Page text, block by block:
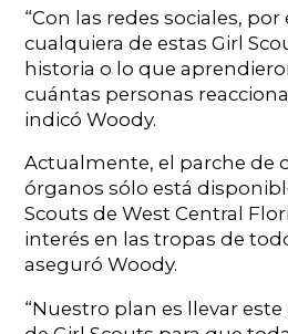
“Con las redes sociales,
cualquiera de estas Girl
historia o lo que
cuántas personas
indicó Woody.
Actualmente, el parche de
órganos sólo está
Scouts de West Central
interés en las tropas de
aseguró Woody.
“Nuestro plan es llevar